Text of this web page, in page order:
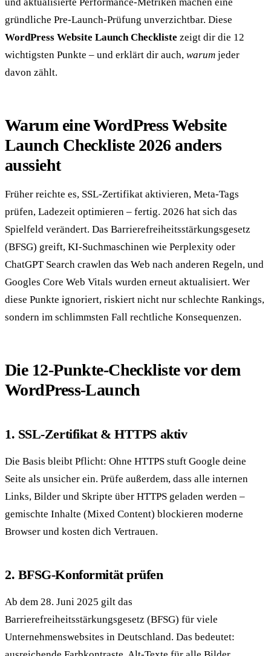
gründliche Pre-Launch-Prüfung unverzichtbar. Diese
WordPress Website Launch Checkliste zeigt dir die 12
wichtigsten Punkte – und erklärt dir auch, warum jeder
davon zählt.
Warum eine WordPress Website
Launch Checkliste 2026 anders
aussieht
Früher reichte es, SSL-Zertifikat aktivieren, Meta-Tags
prüfen, Ladezeit optimieren – fertig. 2026 hat sich das
Spielfeld verändert. Das Barrierefreiheitsstärkungsgesetz
(BFSG) greift, KI-Suchmaschinen wie Perplexity oder
ChatGPT Search crawlen das Web nach anderen Regeln, und
Googles Core Web Vitals wurden erneut aktualisiert. Wer
diese Punkte ignoriert, riskiert nicht nur schlechte Rankings,
sondern im schlimmsten Fall rechtliche Konsequenzen.
Die 12-Punkte-Checkliste vor dem
WordPress-Launch
1. SSL-Zertifikat & HTTPS aktiv
Die Basis bleibt Pflicht: Ohne HTTPS stuft Google deine
Seite als unsicher ein. Prüfe außerdem, dass alle internen
Links, Bilder und Skripte über HTTPS geladen werden –
gemischte Inhalte (Mixed Content) blockieren moderne
Browser und kosten dich Vertrauen.
2. BFSG-Konformität prüfen
Ab dem 28. Juni 2025 gilt das
Barrierefreiheitsstärkungsgesetz (BFSG) für viele
Unternehmenswebsites in Deutschland. Das bedeutet: